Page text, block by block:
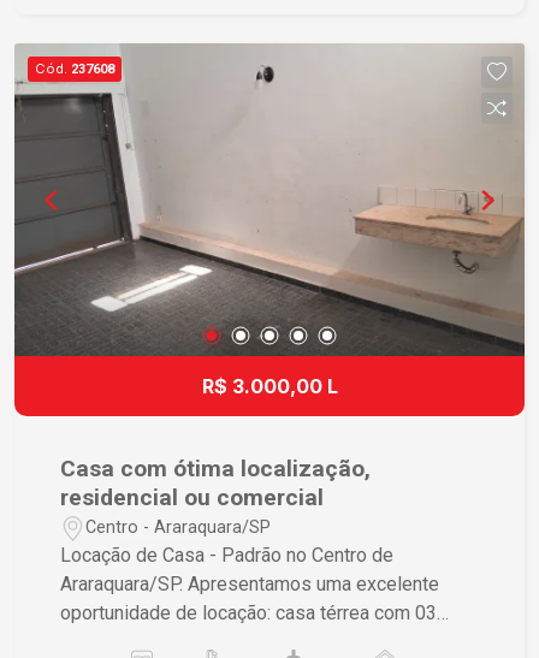
conhecer seu novo lar!
Cód. 237608
R$ 3.000,00 L
Casa com ótima localização,
residencial ou comercial
Centro - Araraquara/SP
Locação de Casa - Padrão no Centro de
Araraquara/SP. Apresentamos uma excelente
oportunidade de locação: casa térrea com 03